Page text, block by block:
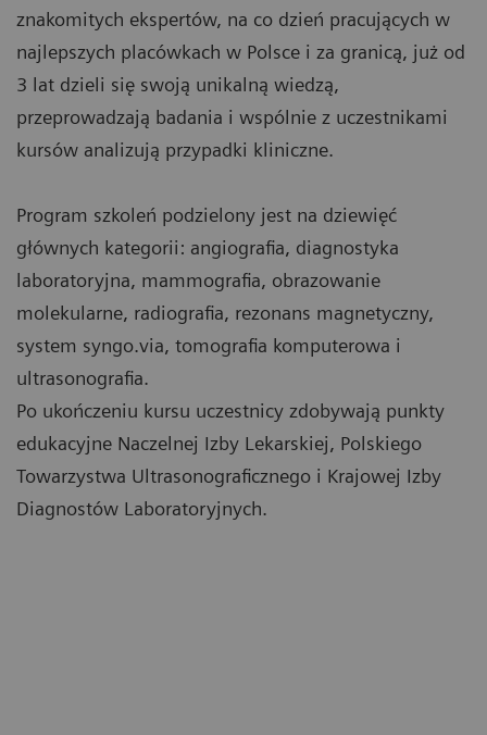
znakomitych ekspertów, na co dzień pracujących w
najlepszych placówkach w Polsce i za granicą, już od
3 lat dzieli się swoją unikalną wiedzą,
przeprowadzają badania i wspólnie z uczestnikami
kursów analizują przypadki kliniczne.
Program szkoleń podzielony jest na dziewięć
głównych kategorii: angiografia, diagnostyka
laboratoryjna, mammografia, obrazowanie
molekularne, radiografia, rezonans magnetyczny,
system syngo.via, tomografia komputerowa i
ultrasonografia.
Po ukończeniu kursu uczestnicy zdobywają punkty
edukacyjne Naczelnej Izby Lekarskiej, Polskiego
Towarzystwa Ultrasonograficznego i Krajowej Izby
Diagnostów Laboratoryjnych.